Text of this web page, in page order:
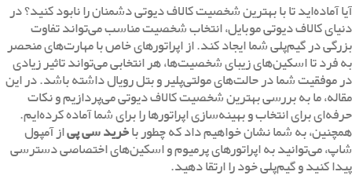
آیا آماده‌اید تا با بهترین شخصیت‌ کالاف دیوتی دشمنان را نابود کنید؟ در
دنیای کالاف دیوتی موبایل، انتخاب شخصیت مناسب می‌تواند تفاوت
بزرگی در گیم‌پلی شما ایجاد کند. از اپراتورهای خاص با مهارت‌های منحصر
به فرد تا اسکین‌های زیبای شخصیت‌ها، هر انتخابی می‌تواند تاثیر زیادی
در موفقیت شما در حالت‌های مولتی‌پلیر و بتل رویال داشته باشد. در این
مقاله، ما به بررسی بهترین شخصیت‌ کالاف دیوتی می‌پردازیم و نکات
حرفه‌ای برای انتخاب و بهینه‌سازی اپراتورها را برای شما آماده کرده‌ایم.
همچنین، به شما نشان خواهیم داد که چطور باخرید سی پیاز آمپول
شاپ، می‌توانید به اپراتورهای پرمیوم و اسکین‌های اختصاصی دسترسی
پیدا کنید و گیم‌پلی خود را ارتقا دهید.